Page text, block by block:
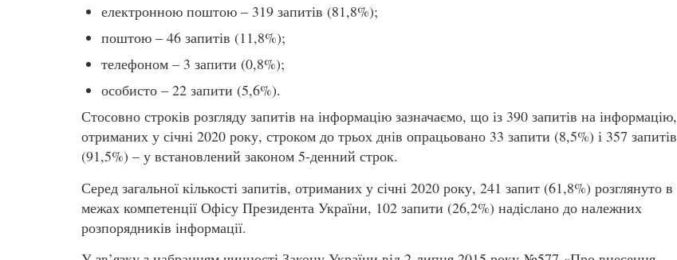
електронною поштою – 319 запитів (81,8%);
поштою – 46 запитів (11,8%);
телефоном – 3 запити (0,8%);
особисто – 22 запити (5,6%).
Стосовно строків розгляду запитів на інформацію зазначаємо, що із 390 запитів на інформацію,
отриманих у січні 2020 року, строком до трьох днів опрацьовано 33 запити (8,5%) і 357 запитів
(91,5%) – у встановлений законом 5-денний строк.
Серед загальної кількості запитів, отриманих у січні 2020 року, 241 запит (61,8%) розглянуто в
межах компетенції Офісу Президента України, 102 запити (26,2%) надіслано до належних
розпорядників інформації.